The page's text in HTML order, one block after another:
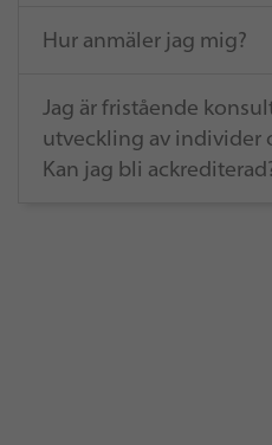
Hur anmäler jag mig?
Jag är fristående
utveckling av individer
Kan jag bli